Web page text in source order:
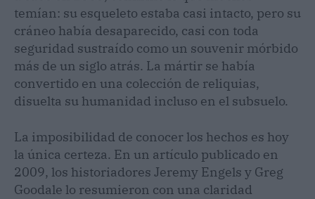
temían: su esqueleto estaba casi intacto, pero su
cráneo había desaparecido, casi con toda
seguridad sustraído como un souvenir mórbido
más de un siglo atrás. La mártir se había
convertido en una colección de reliquias,
disuelta su humanidad incluso en el subsuelo.
La imposibilidad de conocer los hechos es hoy
la única certeza. En un artículo publicado en
2009, los historiadores Jeremy Engels y Greg
Goodale lo resumieron con una claridad